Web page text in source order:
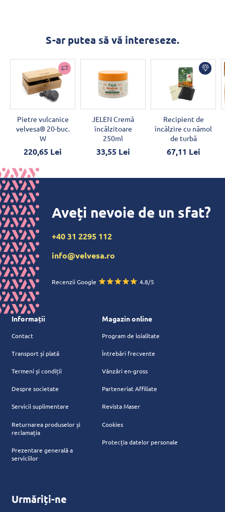
S-ar putea să vă intereseze.
Pietre vulcanice
velvesa® 20-buc.
W
220,65 Lei
JELEN Cremă
încălzitoare
250ml
33,55 Lei
Recipient de
încălzire cu nămol
de turbă
67,11 Lei
Aveți nevoie de un sfat?
+40 31 2295 112
info@velvesa.ro
Recenzii Google 4.8/5
Informații
Contact
Transport și plată
Termeni și condiții
Despre societate
Servicii suplimentare
Returnarea produselor și
reclamația
Prezentare generală a
serviciilor
Magazin online
Program de loialitate
Întrebări frecvente
Vânzări en-gross
Parteneriat Affiliate
Revista Maser
Cookies
Protecția datelor personale
Urmăriți-ne